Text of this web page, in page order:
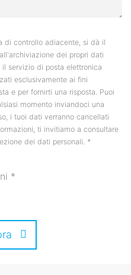
di controllo adiacente, si dà il
dei propri dati
servizio di posta elettronica
esclusivamente ai fini
e per fornirti una risposta. Puoi
momento inviandoci una
i tuoi dati verranno cancellati
ti invitiamo a consultare
dei dati personali. *
*